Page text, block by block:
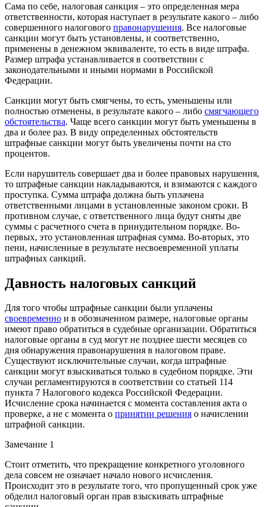
Сама по себе, налоговая санкция – это определенная мера
ответственности, которая наступает в результате какого – либо
совершенного налогового правонарушения. Все налоговые
санкции могут быть установлены, и соответственно,
применены в денежном эквиваленте, то есть в виде штрафа.
Размер штрафа устанавливается в соответствии с
законодательными и иными нормами в Российской
Федерации.
Санкции могут быть смягчены, то есть, уменьшены или
полностью отменены, в результате какого – либо смягчающего
обстоятельства. Чаще всего санкции могут быть уменьшены в
два и более раз. В виду определенных обстоятельств
штрафные санкции могут быть увеличены почти на сто
процентов.
Если нарушитель совершает два и более правовых нарушения,
то штрафные санкции накладываются, и взимаются с каждого
проступка. Сумма штрафа должна быть уплачена
ответственными лицами в установленные законом сроки. В
противном случае, с ответственного лица будут сняты две
суммы с расчетного счета в принудительном порядке. Во-
первых, это установленная штрафная сумма. Во-вторых, это
пени, начисленные в результате несвоевременной уплаты
штрафных санкций.
Давность налоговых санкций
Для того чтобы штрафные санкции были уплачены
своевременно и в обозначенном размере, налоговые органы
имеют право обратиться в судебные организации. Обратиться
налоговые органы в суд могут не позднее шести месяцев со
дня обнаружения правонарушения в налоговом праве.
Существуют исключительные случаи, когда штрафные
санкции могут взыскиваться только в судебном порядке. Эти
случаи регламентируются в соответствии со статьей 114
пункта 7 Налогового кодекса Российской Федерации.
Исчисление срока начинается с момента составления акта о
проверке, а не с момента о принятии решения о начислении
штрафной санкции.
Замечание 1
Стоит отметить, что прекращение конкретного уголовного
дела совсем не означает начало нового исчисления.
Происходит это в результате того, что пропущенный срок уже
обделил налоговый орган прав взыскивать штрафные